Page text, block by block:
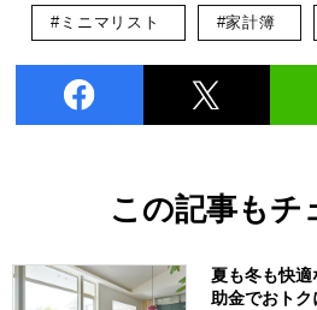
#ミニマリスト #家計簿
この記事もチ
夏も冬も快
助金でおトク